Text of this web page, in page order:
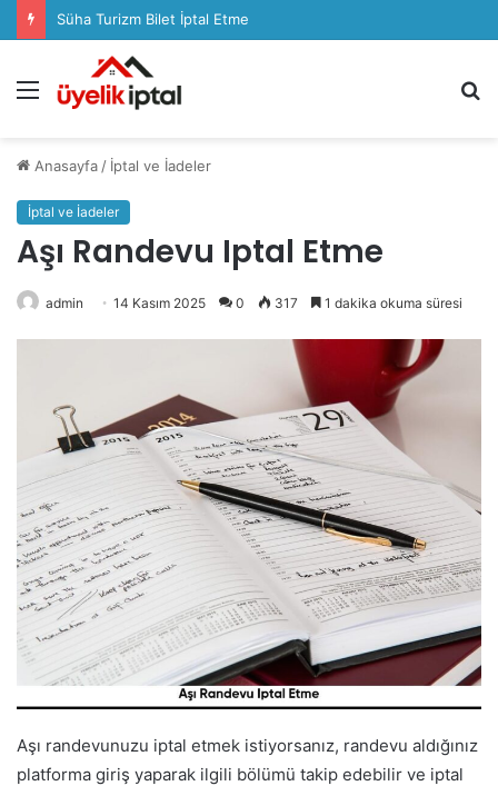
Süha Turizm Bilet İptal Etme
Menü
Anasayfa / İptal ve İadeler
İptal ve İadeler
Aşı Randevu Iptal Etme
admin 14 Kasım 2025 0 317 1 dakika okuma süresi
Aşı randevunuzu iptal etmek istiyorsanız, randevu aldığınız
platforma giriş yaparak ilgili bölümü takip edebilir ve iptal